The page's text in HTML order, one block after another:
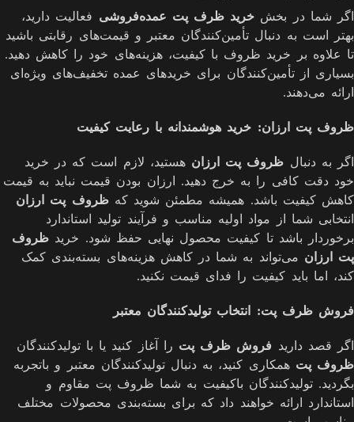
اگر شما در بخش خرید ظرف پت عمده‌فروشی فعالیت دارید،
بهتر است به دنبال تأمین‌کنندگان معتبر و قیمت‌های رقابتی باشید
تا علاوه بر خرید ظروف با کیفیت، هزینه‌های خود را کاهش دهید.
بسیاری از تأمین‌کنندگان برای خریدهای عمده تخفیف‌های ویژه‌ای
ارائه می‌دهند.
ظروف پت ارزان: خرید هوشمندانه با رعایت کیفیت
اگر به دنبال ظروف پت ارزان هستید، لازم است که در خرید
خود دقت کافی را به خرج دهید. ارزان بودن قیمت نباید به قیمت
کاهش کیفیت باشد. همیشه مطمئن شوید کهظروف پت ارزان
انتخابی شما از مواد اولیه مناسب و فرآیند تولید استاندارد
برخوردار باشد تا کیفیت محصول نهایی حفظ شود. خرید ظروف
پت ارزان می‌تواند به شما در کاهش هزینه‌های بسته‌بندی کمک
کند، اما باید کیفیت را فدای قیمت نکنید.
فروش ظرف پت: انتخاب تولیدکنندگان معتبر
اگر قصد دارید فروش ظرف پت را آغاز کنید یا با تولیدکنندگان
ظروف پت همکاری کنید، به دنبال تولیدکنندگان معتبر و باتجربه
بگردید. تولیدکنندگان باکیفیت به شما ظروف پت مقاوم و
استاندارد ارائه خواهند داد که برای بسته‌بندی محصولات مختلف